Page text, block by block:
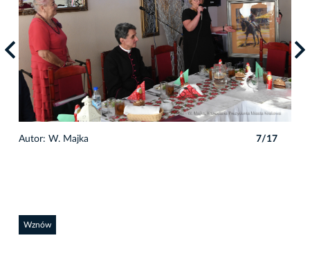
Autor: W. Majka 7/17
Wznów